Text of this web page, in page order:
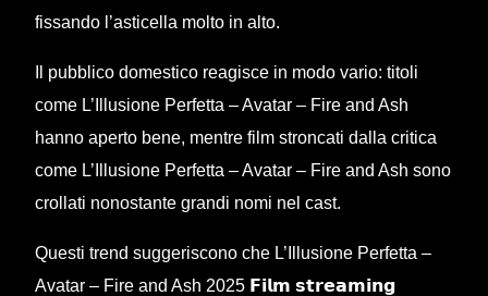
fissando l’asticella molto in alto.
Il pubblico domestico reagisce in modo vario: titoli
come L’Illusione Perfetta – Avatar – Fire and Ash
hanno aperto bene, mentre film stroncati dalla critica
come L’Illusione Perfetta – Avatar – Fire and Ash sono
crollati nonostante grandi nomi nel cast.
Questi trend suggeriscono che L’Illusione Perfetta –
Avatar – Fire and Ash 2025 𝗙𝗶𝗹𝗺 𝘀𝘁𝗿𝗲𝗮𝗺𝗶𝗻𝗴